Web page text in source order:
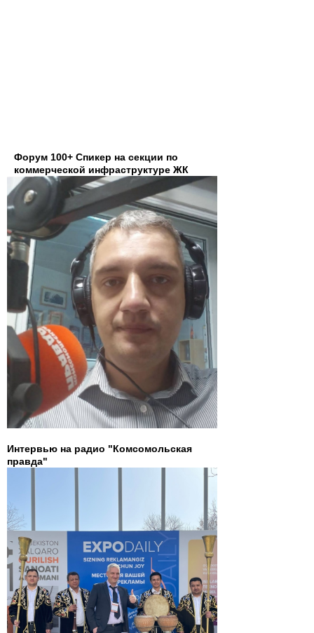
Форум 100+ Спикер на секции по
коммерческой инфраструктуре ЖК
Интервью на радио "Комсомольская
правда"